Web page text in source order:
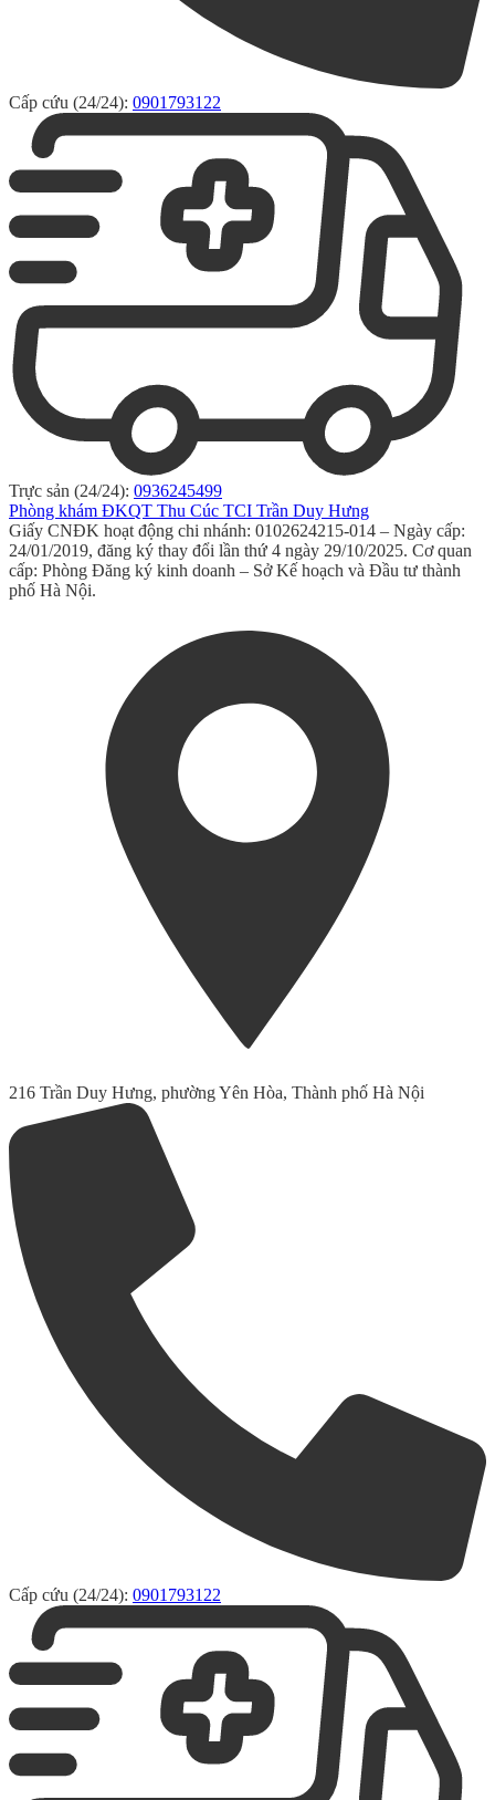
Cấp cứu (24/24): 0901793122
Trực sản (24/24): 0936245499
Phòng khám ĐKQT Thu Cúc TCI Trần Duy Hưng
Giấy CNĐK hoạt động chi nhánh: 0102624215-014 – Ngày cấp:
24/01/2019, đăng ký thay đổi lần thứ 4 ngày 29/10/2025. Cơ quan
cấp: Phòng Đăng ký kinh doanh – Sở Kế hoạch và Đầu tư thành
phố Hà Nội.
216 Trần Duy Hưng, phường Yên Hòa, Thành phố Hà Nội
Cấp cứu (24/24): 0901793122